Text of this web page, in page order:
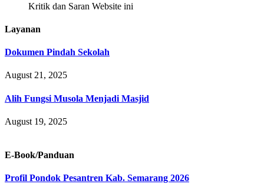
Kritik dan Saran Website ini
Layanan
Dokumen Pindah Sekolah
August 21, 2025
Alih Fungsi Musola Menjadi Masjid
August 19, 2025
E-Book/Panduan
Profil Pondok Pesantren Kab. Semarang 2026